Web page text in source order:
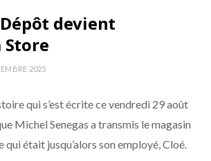
k a
m
devient
2025
qui s’est écrite ce vendredi 29 août
Michel Senegas a transmis le magasin
qui était jusqu’alors son employé, Cloé.